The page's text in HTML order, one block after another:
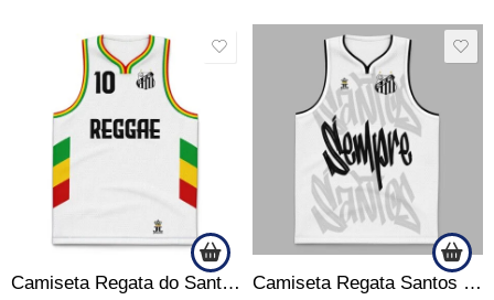
Camiseta Regata do Santos Reggae Jotaz – Produto Oficial Camiseta Regata Santos Sempre Santos Jotaz – Produto Oficial